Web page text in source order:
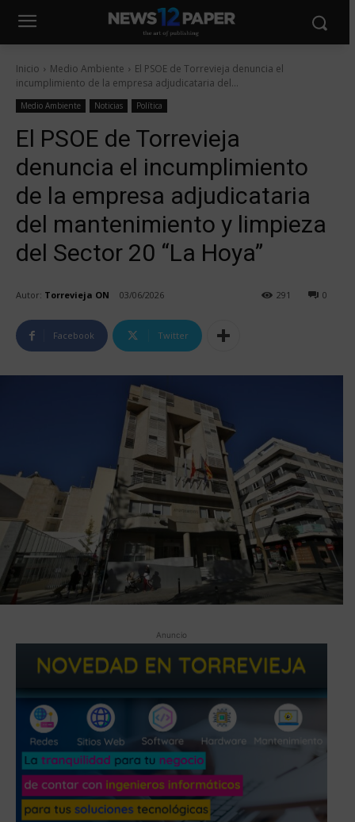
Inicio Medio Ambiente
El PSOE de Torrevieja denuncia el
incumplimiento de la empresa adjudicataria del...
Medio Ambiente Noticias Política
El PSOE de Torrevieja
denuncia el incumplimiento
de la empresa adjudicataria
del mantenimiento y limpieza
del Sector 20 “La Hoya”
Autor: Torrevieja ON 03/06/2026 0
291
Facebook Twitter
Anuncio